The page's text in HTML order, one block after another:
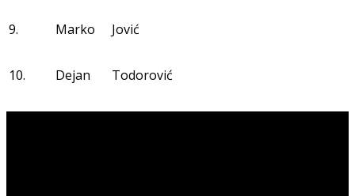
9. Marko Jović
10. Dejan Todorović